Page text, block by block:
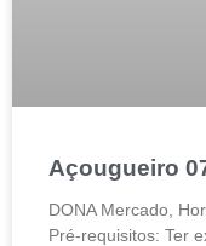
Açougueiro
DONA Mercado,
Pré-requisitos: Ter